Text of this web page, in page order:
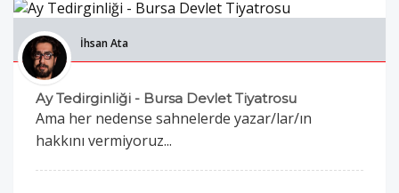
İhsan Ata
Ay Tedirginliği - Bursa Devlet Tiyatrosu
Ama her nedense sahnelerde yazar/lar/ın
hakkını vermiyoruz...